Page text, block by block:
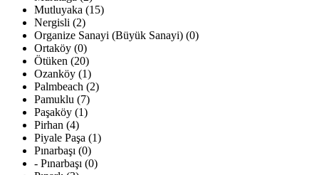
Mutluyaka (15)
Nergisli (2)
Organize Sanayi (Büyük Sanayi) (0)
Ortaköy (0)
Ötüken (20)
Ozanköy (1)
Palmbeach (2)
Pamuklu (7)
Paşaköy (1)
Pirhan (4)
Piyale Paşa (1)
Pınarbaşı (0)
- Pınarbaşı (0)